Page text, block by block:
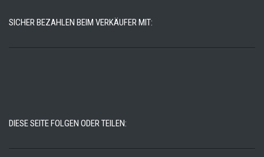
SICHER BEZAHLEN BEIM VERKÄUFER MIT:
DIESE SEITE FOLGEN ODER TEILEN: